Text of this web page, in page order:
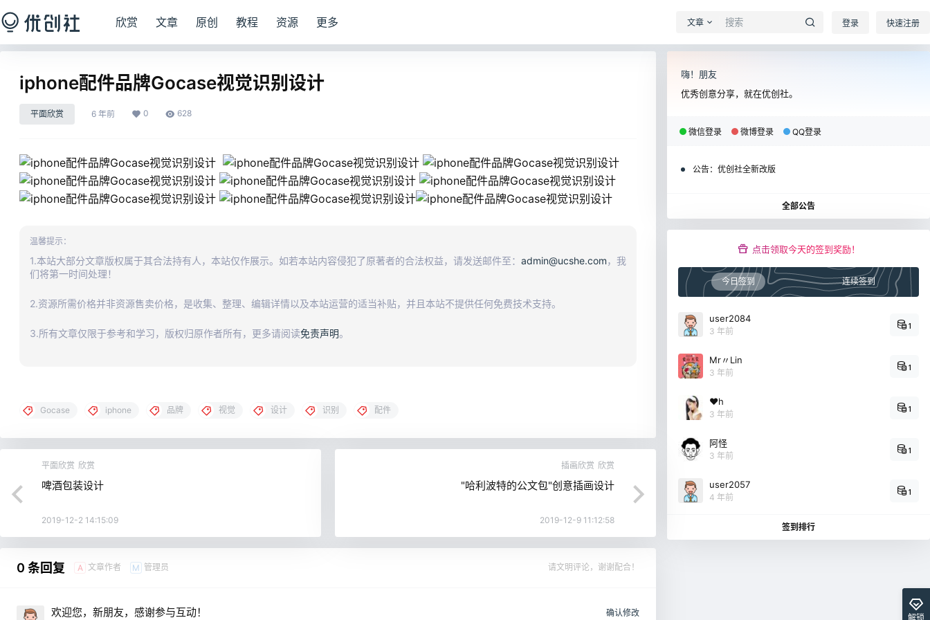
欣赏 文章 原创 教程 资源 更多 文章 登录 快速注册
iphone配件品牌Gocase视觉识别设计
平面欣赏 6 年前 0 628
温馨提示：
1.本站大部分文章版权属于其合法持有人，本站仅作展示。如若本站内容侵犯了原著者的合法权益，请发送邮件至： admin@ucshe.com，我
们将第一时间处理！
2.资源所需价格并非资源售卖价格，是收集、整理、编辑详情以及本站运营的适当补贴，并且本站不提供任何免费技术支持。
3.所有文章仅限于参考和学习，版权归原作者所有，更多请阅读免责声明。
Gocase iphone 品牌 视觉 设计 识别 配件
平面欣赏 欣赏
啤酒包装设计
2019-12-2 14:15:09
插画欣赏 欣赏
"哈利波特的公文包"创意插画设计
2019-12-9 11:12:58
0 条回复 A 文章作者 M 管理员 请文明评论，谢谢配合！
欢迎您，新朋友，感谢参与互动！ 确认修改
嗨！朋友
优秀创意分享，就在优创社。
微信登录 微博登录 QQ登录
公告： 优创社全新改版
全部公告
点击领取今天的签到奖励！
今日签到 连续签到
user2084
3 年前
1
Mr〃Lin
3 年前
1
❤h
3 年前
1
阿怪
3 年前
1
user2057
4 年前
1
签到排行
解锁